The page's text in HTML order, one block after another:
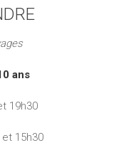
ans
19h30
15h30